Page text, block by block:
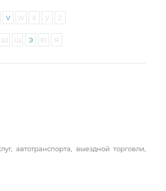
v w x y z
ш щ э ю я
автотранспорта, выездной торговли,